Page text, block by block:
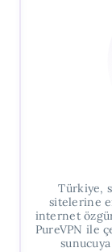
Türkiye,
sitelerine
internet
PureVPN ile